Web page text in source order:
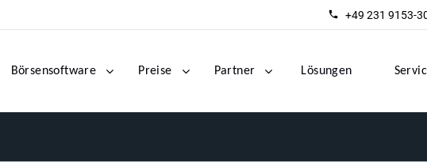
+49 231 9153-
Börsensoftware Preise Partner Lösungen